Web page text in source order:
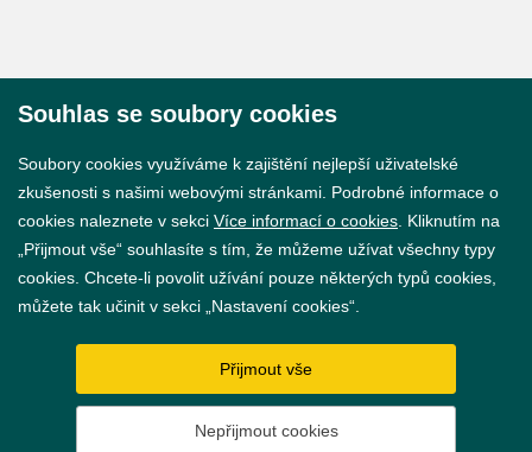
GDPR
Nastavení cookies
Souhlas se soubory cookies
Soubory cookies využíváme k zajištění nejlepší uživatelské
zkušenosti s našimi webovými stránkami. Podrobné informace o
cookies naleznete v sekci Více informací o cookies . Kliknutím na
„Přijmout vše“ souhlasíte s tím, že můžeme užívat všechny typy
cookies. Chcete-li povolit užívání pouze některých typů cookies,
můžete tak učinit v sekci „Nastavení cookies“.
Přijmout vše
Nepřijmout cookies